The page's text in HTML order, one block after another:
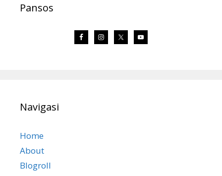
Pansos
Navigasi
Home
About
Blogroll